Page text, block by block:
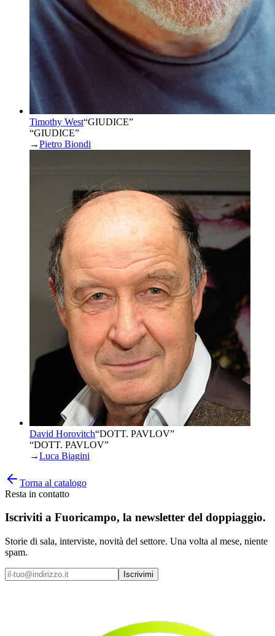
Timothy West“GIUDICE”
“GIUDICE”
→Pietro Biondi
David Horovitch“DOTT. PAVLOV”
“DOTT. PAVLOV”
→Luca Biagini
Torna al catalogo
Resta in contatto
Iscriviti a Fuoricampo, la newsletter del doppiaggio.
Storie di sala, interviste, novità del settore. Una volta al mese, niente
spam.
Iscrivimi